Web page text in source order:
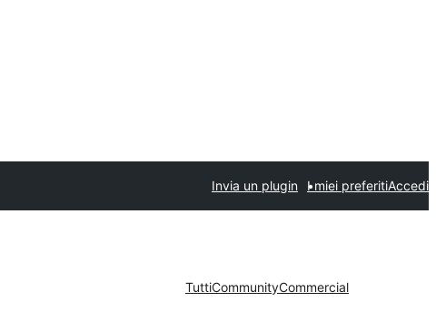
Invia un plugin I miei preferitiAccedi
TuttiCommunityCommercial